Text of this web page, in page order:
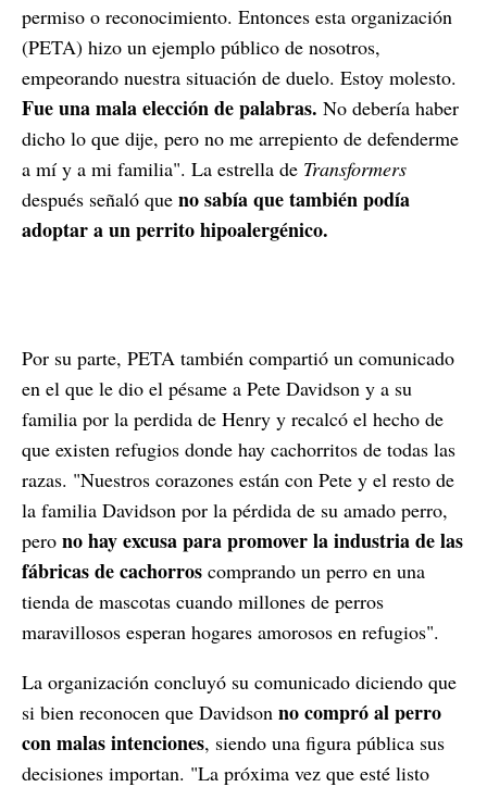
permiso o reconocimiento. Entonces esta organización
(PETA) hizo un ejemplo público de nosotros,
empeorando nuestra situación de duelo. Estoy molesto.
Fue una mala elección de palabras. No debería haber
dicho lo que dije, pero no me arrepiento de defenderme
a mí y a mi familia". La estrella de Transformers
después señaló que no sabía que también podía
adoptar a un perrito hipoalergénico.
Por su parte, PETA también compartió un comunicado
en el que le dio el pésame a Pete Davidson y a su
familia por la perdida de Henry y recalcó el hecho de
que existen refugios donde hay cachorritos de todas las
razas. "Nuestros corazones están con Pete y el resto de
la familia Davidson por la pérdida de su amado perro,
pero no hay excusa para promover la industria de las
fábricas de cachorros comprando un perro en una
tienda de mascotas cuando millones de perros
maravillosos esperan hogares amorosos en refugios".
La organización concluyó su comunicado diciendo que
si bien reconocen que Davidson no compró al perro
con malas intenciones, siendo una figura pública sus
decisiones importan. "La próxima vez que esté listo